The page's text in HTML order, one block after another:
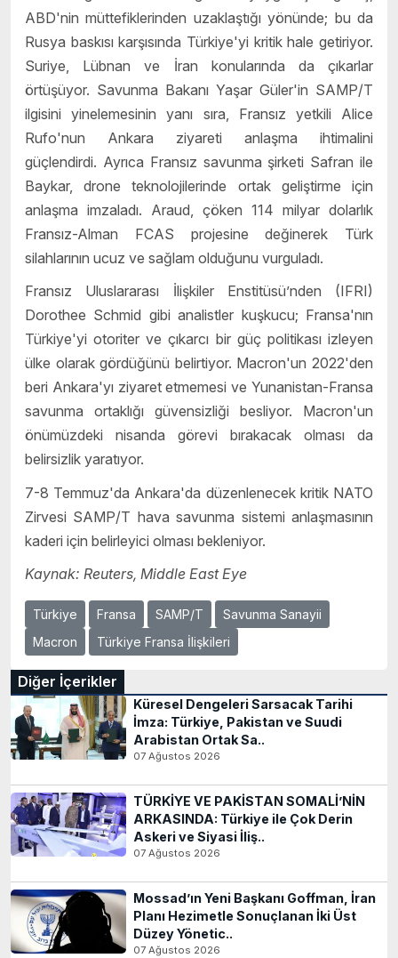
ABD'nin müttefiklerinden uzaklaştığı yönünde; bu da
Rusya baskısı karşısında Türkiye'yi kritik hale getiriyor.
Suriye, Lübnan ve İran konularında da çıkarlar
örtüşüyor. Savunma Bakanı Yaşar Güler'in SAMP/T
ilgisini yinelemesinin yanı sıra, Fransız yetkili Alice
Rufo'nun Ankara ziyareti anlaşma ihtimalini
güçlendirdi. Ayrıca Fransız savunma şirketi Safran ile
Baykar, drone teknolojilerinde ortak geliştirme için
anlaşma imzaladı. Araud, çöken 114 milyar dolarlık
Fransız-Alman FCAS projesine değinerek Türk
silahlarının ucuz ve sağlam olduğunu vurguladı.
Fransız Uluslararası İlişkiler Enstitüsü’nden (IFRI)
Dorothee Schmid gibi analistler kuşkucu; Fransa'nın
Türkiye'yi otoriter ve çıkarcı bir güç politikası izleyen
ülke olarak gördüğünü belirtiyor. Macron'un 2022'den
beri Ankara'yı ziyaret etmemesi ve Yunanistan-Fransa
savunma ortaklığı güvensizliği besliyor. Macron'un
önümüzdeki nisanda görevi bırakacak olması da
belirsizlik yaratıyor.
7-8 Temmuz'da Ankara'da düzenlenecek kritik NATO
Zirvesi SAMP/T hava savunma sistemi anlaşmasının
kaderi için belirleyici olması bekleniyor.
Kaynak: Reuters, Middle East Eye
Türkiye Fransa SAMP/T
Savunma Sanayii
Macron
Türkiye Fransa İlişkileri
Diğer İçerikler
Küresel Dengeleri Sarsacak Tarihi
İmza: Türkiye, Pakistan ve Suudi
Arabistan Ortak Sa..
07 Ağustos 2026
TÜRKİYE VE PAKİSTAN SOMALİ’NİN
ARKASINDA: Türkiye ile Çok Derin
Askeri ve Siyasi İliş..
07 Ağustos 2026
Mossad’ın Yeni Başkanı Goffman, İran
Planı Hezimetle Sonuçlanan İki Üst
Düzey Yönetic..
07 Ağustos 2026